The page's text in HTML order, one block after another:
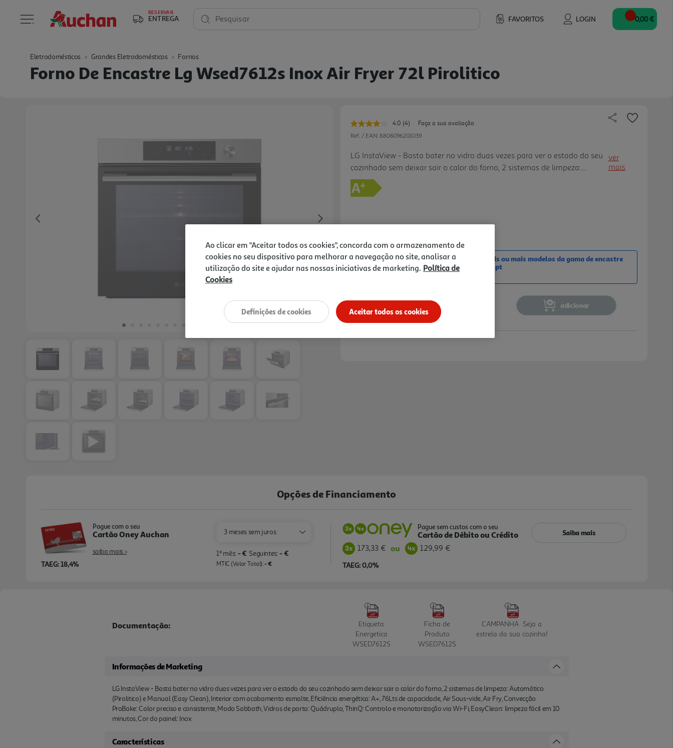
RESERVAR
ENTREGA FAVORITOS LOGIN
Pesquisar 0,00 €
Eletrodomésticos Grandes Eletrodomésticos Fornos
Forno De Encastre Lg Wsed7612s Inox Air Fryer 72l Pirolitico
Previous Next
4.0 Leu
4
Link
para
a
(4)
Faça a sua avaliação
Ref. / EAN: 8806096201039
LG InstaView - Basta bater no vidro duas vezes para ver o estado do seu
cozinhado sem deixar sair o calor do forno, 2 sistemas de limpeza:
Automático (Pirolitico) e Manual (Easy Clean), Interior com acabamento
esmalte, Eficiência energética: A+, 76Lts de capacidade, Air Sous-vide, Air
EasyClean: limpeza fácil em 10 minutos, Cor do painel: Inox
ver
mais
Oferta até 350€ cashback, na compra de dois ou mais modelos da gama de encastre
LG. Consulte o regulamento em cashbacklg.pt
De 15/6/2026 a 6/9/2026
adicionar
Opções de Financiamento
TAEG: 18,4%
Pague com o seu
Cartão Oney Auchan
saiba mais >
3 meses sem juros
1º mês: - € Seguintes:- €
MTIC (Valor Total):- €
Pague sem custos com o seu
Cartão de Débito ou Crédito
173,33 € ou 129,99 €
TAEG: 0,0%
Saiba mais
Documentação:
Etiqueta
Energetica
WSED7612S
Ficha de
Produto
WSED7612S
CAMPANHA  Seja a
estrela da sua cozinha!
Informações de Marketing
LG InstaView - Basta bater no vidro duas vezes para ver o estado do seu cozinhado sem deixar sair o calor do forno, 2 sistemas de limpeza: Automático
(Pirolitico) e Manual (Easy Clean), Interior com acabamento esmalte, Eficiência energética: A+, 76Lts de capacidade, Air Sous-vide, Air Fry, Convecção
ProBake: Calor preciso e consistente, Modo Sabbath, Vidros de porta: Quádruplo, ThinQ: Controlo e monotorização via Wi-Fi, EasyClean: limpeza fácil em 10
minutos, Cor do painel: Inox
Características
Ao clicar em "Aceitar todos os cookies", concorda com o armazenamento de
cookies no seu dispositivo para melhorar a navegação no site, analisar a
utilização do site e ajudar nas nossas iniciativas de marketing. Política de
Cookies
Aceitar todos os cookies
Definições de cookies